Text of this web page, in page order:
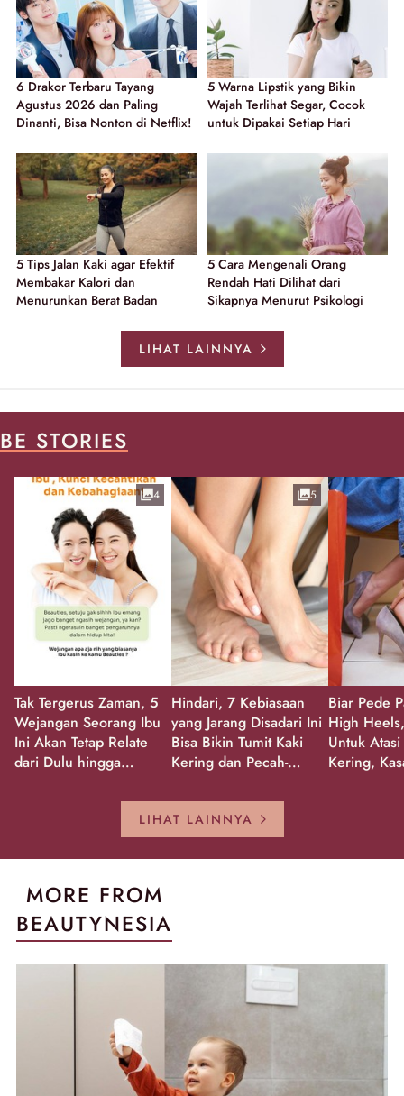
6 Drakor Terbaru Tayang
Agustus 2026 dan Paling
Dinanti, Bisa Nonton di Netflix!
5 Warna Lipstik yang Bikin
Wajah Terlihat Segar, Cocok
untuk Dipakai Setiap Hari
5 Tips Jalan Kaki agar Efektif
Membakar Kalori dan
Menurunkan Berat Badan
5 Cara Mengenali Orang
Rendah Hati Dilihat dari
Sikapnya Menurut Psikologi
LIHAT LAINNYA
BE STORIES
Tak Tergerus Zaman, 5
Wejangan Seorang Ibu
Ini Akan Tetap Relate
dari Dulu hingga
4
Hindari, 7 Kebiasaan
yang Jarang Disadari Ini
Bisa Bikin Tumit Kaki
Kering dan Pecah-
5
Biar Pede
High
Untuk
Kering,
LIHAT LAINNYA
MORE FROM
BEAUTYNESIA